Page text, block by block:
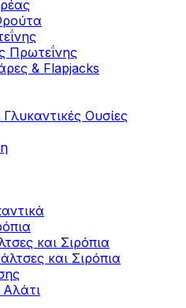
Πρωτεΐνης
& Flapjacks
Ουσίες
και Σιρόπια
και Σιρόπια